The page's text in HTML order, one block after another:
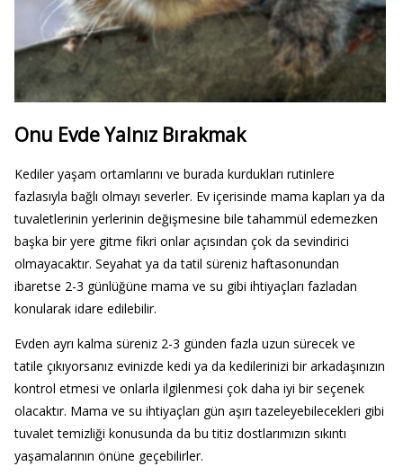
Onu Evde Yalnız Bırakmak
Kediler yaşam ortamlarını ve burada kurdukları rutinlere
fazlasıyla bağlı olmayı severler. Ev içerisinde mama kapları ya da
tuvaletlerinin yerlerinin değişmesine bile tahammül edemezken
başka bir yere gitme fikri onlar açısından çok da sevindirici
olmayacaktır. Seyahat ya da tatil süreniz haftasonundan
ibaretse 2-3 günlüğüne mama ve su gibi ihtiyaçları fazladan
konularak idare edilebilir.
Evden ayrı kalma süreniz 2-3 günden fazla uzun sürecek ve
tatile çıkıyorsanız evinizde kedi ya da kedilerinizi bir arkadaşınızın
kontrol etmesi ve onlarla ilgilenmesi çok daha iyi bir seçenek
olacaktır. Mama ve su ihtiyaçları gün aşırı tazeleyebilecekleri gibi
tuvalet temizliği konusunda da bu titiz dostlarımızın sıkıntı
yaşamalarının önüne geçebilirler.